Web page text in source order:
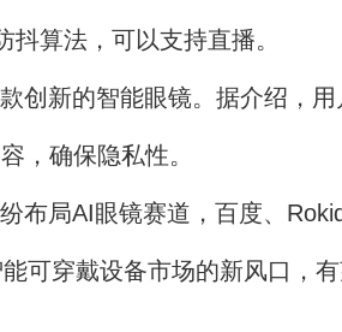
算法，可以支持直播。
新的智能眼镜。据介绍，用
，确保隐私性。
局AI眼镜赛道，百度、
可穿戴设备市场的新风口，有